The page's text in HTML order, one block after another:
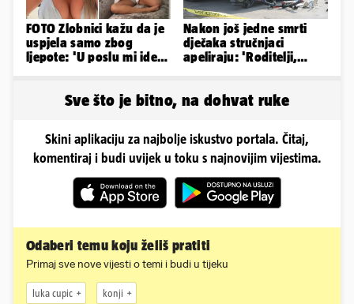
FOTO Zlobnici kažu da je
uspjela samo zbog
ljepote: 'U poslu mi ide
Nakon još jedne smrti
dječaka stručnjaci
apeliraju: 'Roditelji,
Sve što je bitno, na dohvat ruke
Skini aplikaciju za najbolje iskustvo portala. Čitaj,
komentiraj i budi uvijek u toku s najnovijim vijestima.
Odaberi temu koju želiš pratiti
Primaj sve nove vijesti o temi i budi u tijeku
luka cupic konji